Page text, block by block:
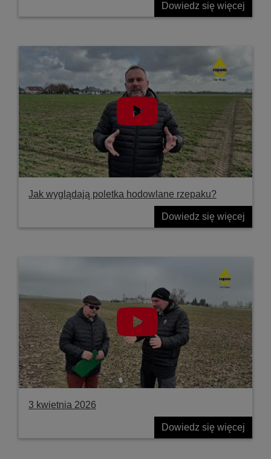
Dowiedz się więcej
Jak wyglądają poletka hodowlane rzepaku?
Dowiedz się więcej
3 kwietnia 2026
Dowiedz się więcej